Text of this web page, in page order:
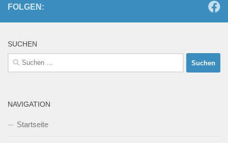
FOLGEN:
SUCHEN
Suchen
nach:
NAVIGATION
Startseite